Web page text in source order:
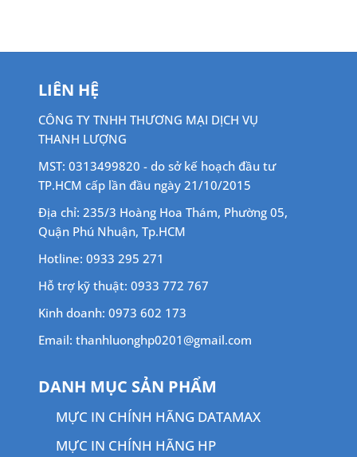
LIÊN HỆ
CÔNG TY TNHH THƯƠNG MẠI DỊCH VỤ
THANH LƯỢNG
MST: 0313499820 - do sở kế hoạch đầu tư
TP.HCM cấp lần đầu ngày 21/10/2015
Địa chỉ: 235/3 Hoàng Hoa Thám, Phường 05,
Quận Phú Nhuận, Tp.HCM
Hotline: 0933 295 271
Hỗ trợ kỹ thuật: 0933 772 767
Kinh doanh: 0973 602 173
Email: thanhluonghp0201@gmail.com
DANH MỤC SẢN PHẨM
MỰC IN CHÍNH HÃNG DATAMAX
MỰC IN CHÍNH HÃNG HP